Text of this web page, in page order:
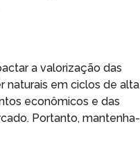
a valorização das
naturais em ciclos de
econômicos e das
Portanto, mantenha-